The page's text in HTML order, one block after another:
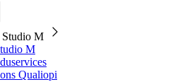
Studio M
M
Qualiopi